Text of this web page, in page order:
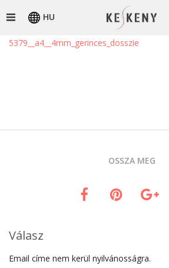
HU
5379__a4__4mm_gerinces_dosszie
OSSZA MEG
Válasz
Email címe nem kerül nyilvánosságra.